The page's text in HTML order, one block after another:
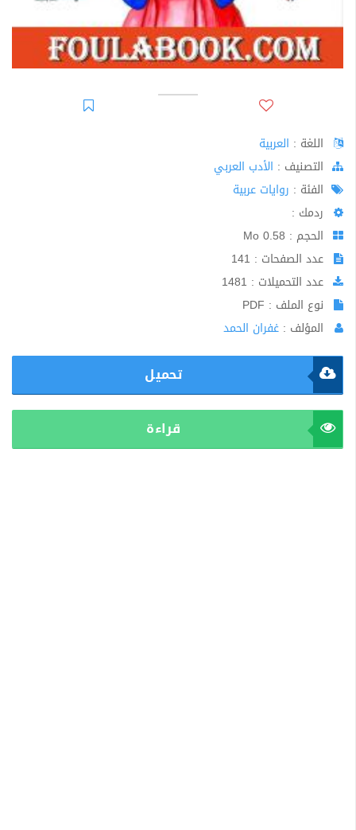
اللغة : العربية
اﻟﺘﺼﻨﻴﻒ : الأدب العربي
الفئة : روايات عربية
ردمك :
الحجم : 0.58 Mo
عدد الصفحات : 141
عدد التحميلات : 1481
نوع الملف : PDF
المؤلف : غفران الحمد
تحميل
قراءة